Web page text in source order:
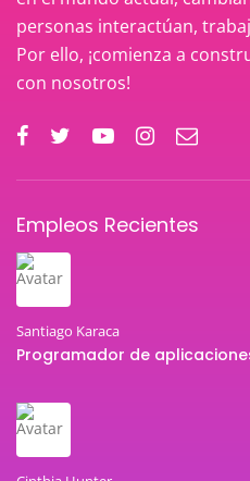
personas interactúan,
Por ello, ¡comienza a
con nosotros!
Empleos Recientes
Santiago Karaca
Programador de